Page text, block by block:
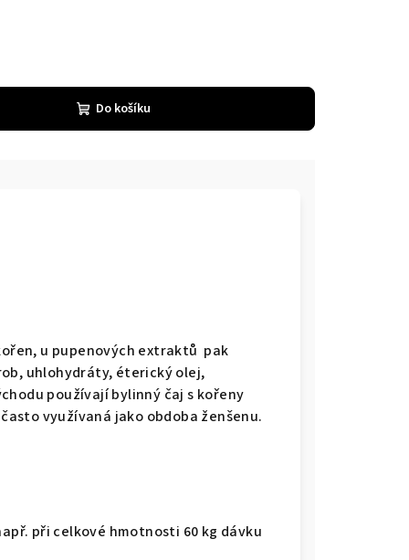
Do košíku
u pupenových extraktů pak
uhlohydráty, éterický olej,
používají bylinný čaj s kořeny
využívaná jako obdoba ženšenu.
při celkové hmotnosti 60 kg dávku